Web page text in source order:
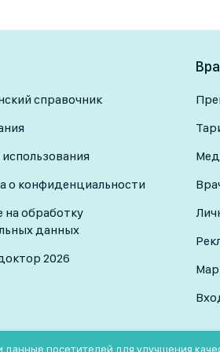
лактация?
как рентген лучше
справочник
о конфиденциальности
на обработку
данных
2026
посетителей для улучшения